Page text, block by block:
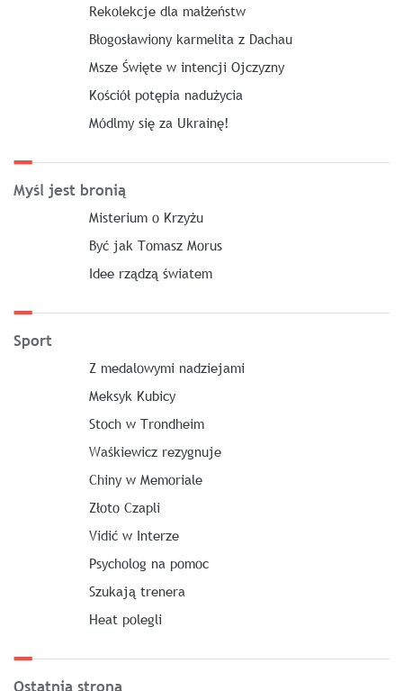
Rekolekcje dla małżeństw
Błogosławiony karmelita z Dachau
Msze Święte w intencji Ojczyzny
Kościół potępia nadużycia
Módlmy się za Ukrainę!
Myśl jest bronią
Misterium o Krzyżu
Być jak Tomasz Morus
Idee rządzą światem
Sport
Z medalowymi nadziejami
Meksyk Kubicy
Stoch w Trondheim
Waśkiewicz rezygnuje
Chiny w Memoriale
Złoto Czapli
Vidić w Interze
Psycholog na pomoc
Szukają trenera
Heat polegli
Ostatnia strona